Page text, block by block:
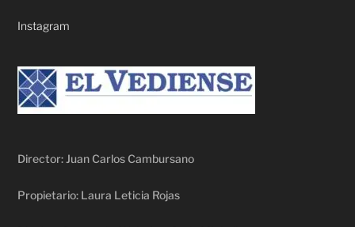
Instagram
Director: Juan Carlos Cambursano
Propietario: Laura Leticia Rojas